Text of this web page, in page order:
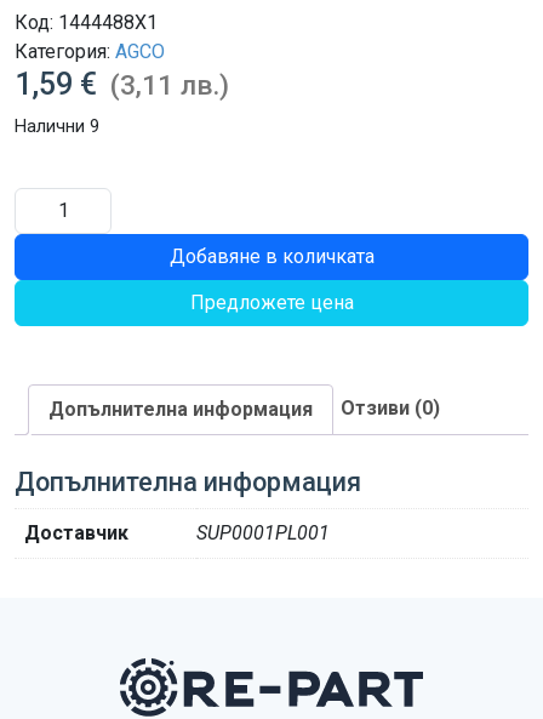
Код: 1444488X1
Категория: AGCO
1,59 € (3,11 лв.)
Налични 9
количество
за
Добавяне в количката
Предложете цена
Допълнителна информация Отзиви (0)
Допълнителна информация
Доставчик SUP0001PL001